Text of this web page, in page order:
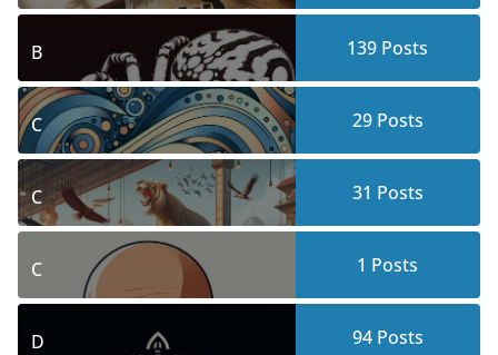
B 139 Posts
C 29Posts
C 31 Posts
C 1 Posts
D 94Posts